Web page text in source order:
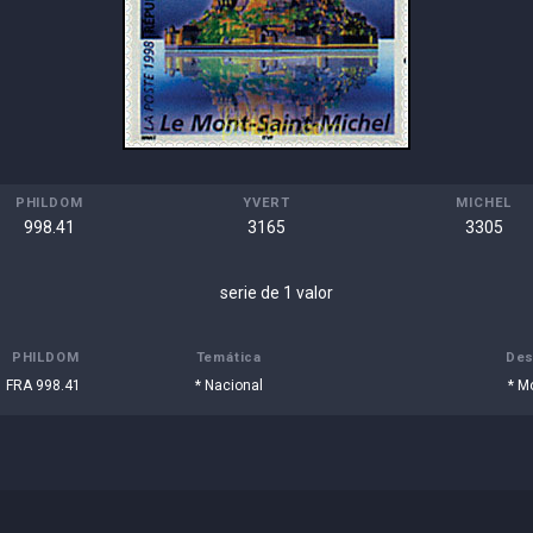
PHILDOM
998.41
YVERT
3165
MICHEL
3305
serie de 1 valor
PHILDOM Temática
FRA 998.41 * Nacional *